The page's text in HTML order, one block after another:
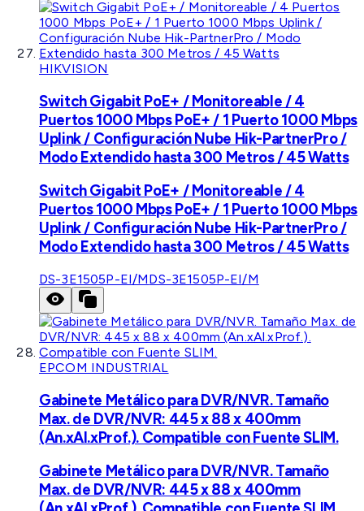
HIKVISION
Switch Gigabit PoE+ / Monitoreable / 4
Puertos 1000 Mbps PoE+ / 1 Puerto 1000 Mbps
Uplink / Configuración Nube Hik-PartnerPro /
Modo Extendido hasta 300 Metros / 45 Watts
Switch Gigabit PoE+ / Monitoreable / 4
Puertos 1000 Mbps PoE+ / 1 Puerto 1000 Mbps
Uplink / Configuración Nube Hik-PartnerPro /
Modo Extendido hasta 300 Metros / 45 Watts
DS-3E1505P-EI/MDS-3E1505P-EI/M
EPCOM INDUSTRIAL
Gabinete Metálico para DVR/NVR. Tamaño
Max. de DVR/NVR: 445 x 88 x 400mm
(An.xAl.xProf.). Compatible con Fuente SLIM.
Gabinete Metálico para DVR/NVR. Tamaño
Max. de DVR/NVR: 445 x 88 x 400mm